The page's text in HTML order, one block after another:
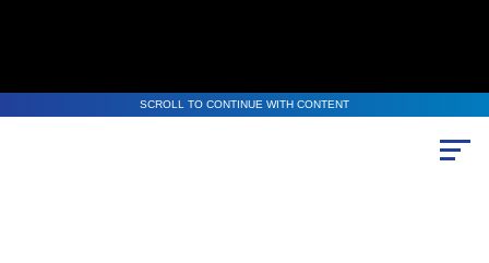
SCROLL TO CONTINUE WITH CONTENT